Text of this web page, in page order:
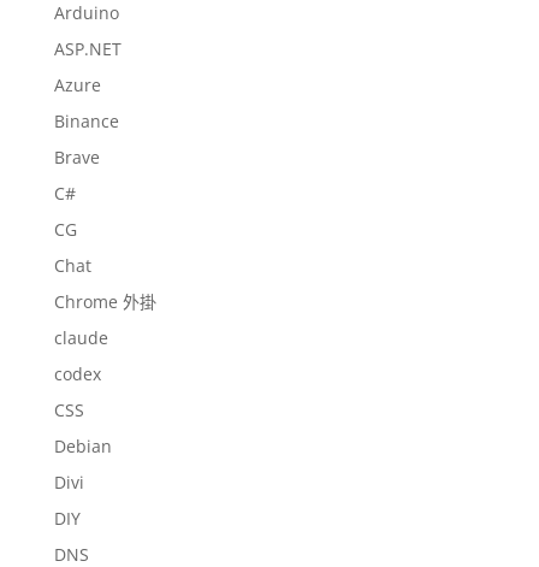
Arduino
ASP.NET
Azure
Binance
Brave
C#
CG
Chat
Chrome 外掛
claude
codex
CSS
Debian
Divi
DIY
DNS